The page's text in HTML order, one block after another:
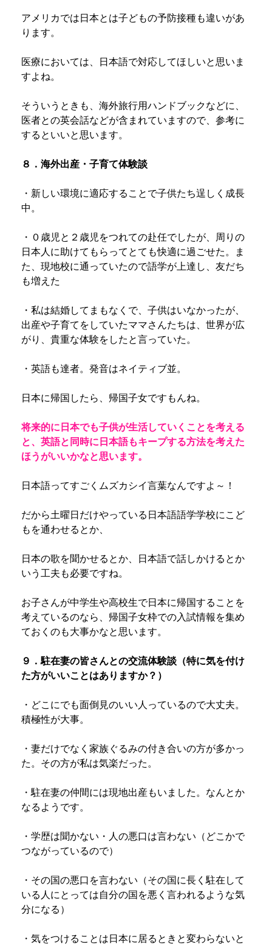
アメリカでは日本とは子どもの予防接種も違いがあ
ります。
医療においては、日本語で対応してほしいと思いま
すよね。
そういうときも、海外旅行用ハンドブックなどに、
医者との英会話などが含まれていますので、参考に
するといいと思います。
８．海外出産・子育て体験談
・新しい環境に適応することで子供たち逞しく成長
中。
・０歳児と２歳児をつれての赴任でしたが、周りの
日本人に助けてもらってとても快適に過ごせた。ま
た、現地校に通っていたので語学が上達し、友だち
も増えた
・私は結婚してまもなくで、子供はいなかったが、
出産や子育てをしていたママさんたちは、世界が広
がり、貴重な体験をしたと言っていた。
・英語も達者。発音はネイティブ並。
日本に帰国したら、帰国子女ですもんね。
将来的に日本でも子供が生活していくことを考える
と、英語と同時に日本語もキープする方法を考えた
ほうがいいかなと思います。
日本語ってすごくムズカシイ言葉なんですよ～！
だから土曜日だけやっている日本語語学学校にこど
もを通わせるとか、
日本の歌を聞かせるとか、日本語で話しかけるとか
いう工夫も必要ですね。
お子さんが中学生や高校生で日本に帰国することを
考えているのなら、帰国子女枠での入試情報を集め
ておくのも大事かなと思います。
９．駐在妻の皆さんとの交流体験談（特に気を付け
た方がいいことはありますか？）
・どこにでも面倒見のいい人っているので大丈夫。
積極性が大事。
・妻だけでなく家族ぐるみの付き合いの方が多かっ
た。その方が私は気楽だった。
・駐在妻の仲間には現地出産もいました。なんとか
なるようです。
・学歴は聞かない・人の悪口は言わない（どこかで
つながっているので）
・その国の悪口を言わない（その国に長く駐在して
いる人にとっては自分の国を悪く言われるような気
分になる）
・気をつけることは日本に居るときと変わらないと